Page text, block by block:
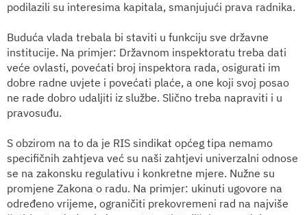
podilazili su interesima kapitala, smanjujući prava radnika.
Buduća vlada trebala bi staviti u funkciju sve državne
institucije. Na primjer: Državnom inspektoratu treba dati
veće ovlasti, povećati broj inspektora rada, osigurati im
dobre radne uvjete i povećati plaće, a one koji svoj posao
ne rade dobro udaljiti iz službe. Slično treba napraviti i u
pravosuđu.
S obzirom na to da je RIS sindikat općeg tipa nemamo
specifičnih zahtjeva već su naši zahtjevi univerzalni odnose
se na zakonsku regulativu i konkretne mjere. Nužne su
promjene Zakona o radu. Na primjer: ukinuti ugovore na
određeno vrijeme, ograničiti prekovremeni rad na najviše